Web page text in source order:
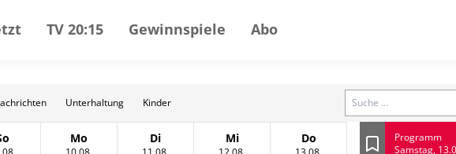
TV 20:15 Gewinnspiele Abo
Unterhaltung Kinder Search
Sonntag, 09 AugustMontag, 10 August
Mo
Dienstag, 11 August
Di
Mittwoch, 12 August
Mi
Donnerstag, 13 August
Do
Programm
Samstag,